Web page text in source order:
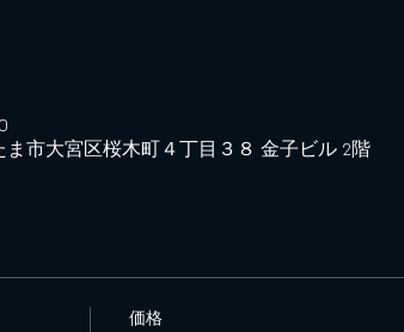
市大宮区桜木町４丁目３８ 金子ビル 2階
価格